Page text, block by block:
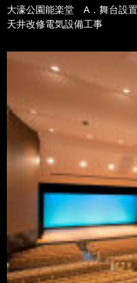
大濠公園能楽堂 A．舞台設
天井改修電気設備工事